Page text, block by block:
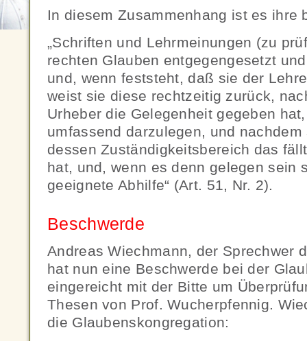
In diesem Zusammenhang ist es ihre
„Schriften und Lehrmeinungen (zu
rechten Glauben entgegengesetzt
und, wenn feststeht, daß sie der
weist sie diese rechtzeitig zurück,
Urheber die Gelegenheit gegeben
umfassend darzulegen, und
dessen Zuständigkeitsbereich das
hat, und, wenn es denn gelegen sein
geeignete Abhilfe“ (Art. 51, Nr. 2).
Beschwerde
Andreas Wiechmann, der Sprechwer
hat nun eine Beschwerde bei der
eingereicht mit der Bitte um
Thesen von Prof. Wucherpfennig.
die Glaubenskongregation: